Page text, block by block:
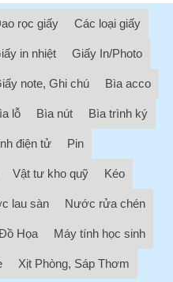
rọc giấy Các loại giấy
in nhiệt Giấy In/Photo
note, Ghi chú Bìa acco
lỗ Bìa nút Bìa trình ký
điện tử Pin
Vật tư kho quỹ Kéo
lau sàn Nước rửa chén
Họa Máy tính học sinh
Xịt Phòng, Sáp Thơm